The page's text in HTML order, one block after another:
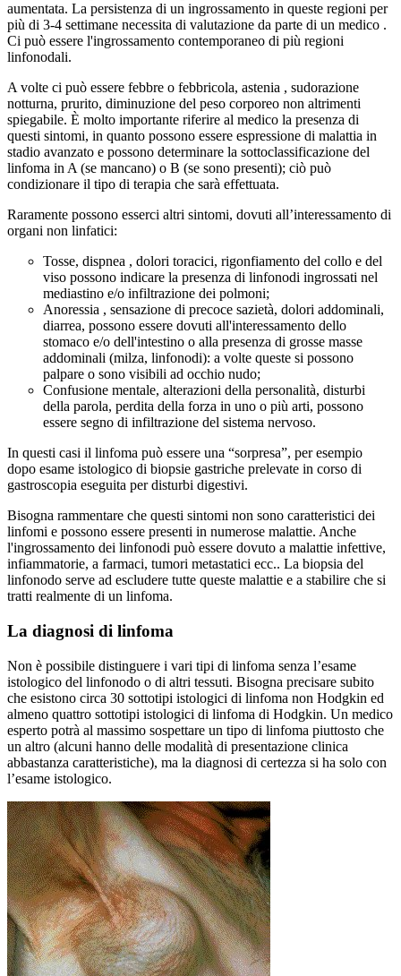
aumentata. La persistenza di un ingrossamento in queste regioni per
più di 3-4 settimane necessita di valutazione da parte di un medico .
Ci può essere l'ingrossamento contemporaneo di più regioni
linfonodali.
A volte ci può essere febbre o febbricola, astenia , sudorazione
notturna, prurito, diminuzione del peso corporeo non altrimenti
spiegabile. È molto importante riferire al medico la presenza di
questi sintomi, in quanto possono essere espressione di malattia in
stadio avanzato e possono determinare la sottoclassificazione del
linfoma in A (se mancano) o B (se sono presenti); ciò può
condizionare il tipo di terapia che sarà effettuata.
Raramente possono esserci altri sintomi, dovuti all’interessamento di
organi non linfatici:
Tosse, dispnea , dolori toracici, rigonfiamento del collo e del
viso possono indicare la presenza di linfonodi ingrossati nel
mediastino e/o infiltrazione dei polmoni;
Anoressia , sensazione di precoce sazietà, dolori addominali,
diarrea, possono essere dovuti all'interessamento dello
stomaco e/o dell'intestino o alla presenza di grosse masse
addominali (milza, linfonodi): a volte queste si possono
palpare o sono visibili ad occhio nudo;
Confusione mentale, alterazioni della personalità, disturbi
della parola, perdita della forza in uno o più arti, possono
essere segno di infiltrazione del sistema nervoso.
In questi casi il linfoma può essere una “sorpresa”, per esempio
dopo esame istologico di biopsie gastriche prelevate in corso di
gastroscopia eseguita per disturbi digestivi.
Bisogna rammentare che questi sintomi non sono caratteristici dei
linfomi e possono essere presenti in numerose malattie. Anche
l'ingrossamento dei linfonodi può essere dovuto a malattie infettive,
infiammatorie, a farmaci, tumori metastatici ecc.. La biopsia del
linfonodo serve ad escludere tutte queste malattie e a stabilire che si
tratti realmente di un linfoma.
La diagnosi di linfoma
Non è possibile distinguere i vari tipi di linfoma senza l’esame
istologico del linfonodo o di altri tessuti. Bisogna precisare subito
che esistono circa 30 sottotipi istologici di linfoma non Hodgkin ed
almeno quattro sottotipi istologici di linfoma di Hodgkin. Un medico
esperto potrà al massimo sospettare un tipo di linfoma piuttosto che
un altro (alcuni hanno delle modalità di presentazione clinica
abbastanza caratteristiche), ma la diagnosi di certezza si ha solo con
l’esame istologico.